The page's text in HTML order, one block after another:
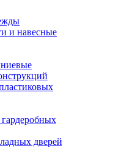
и навесные
дверей